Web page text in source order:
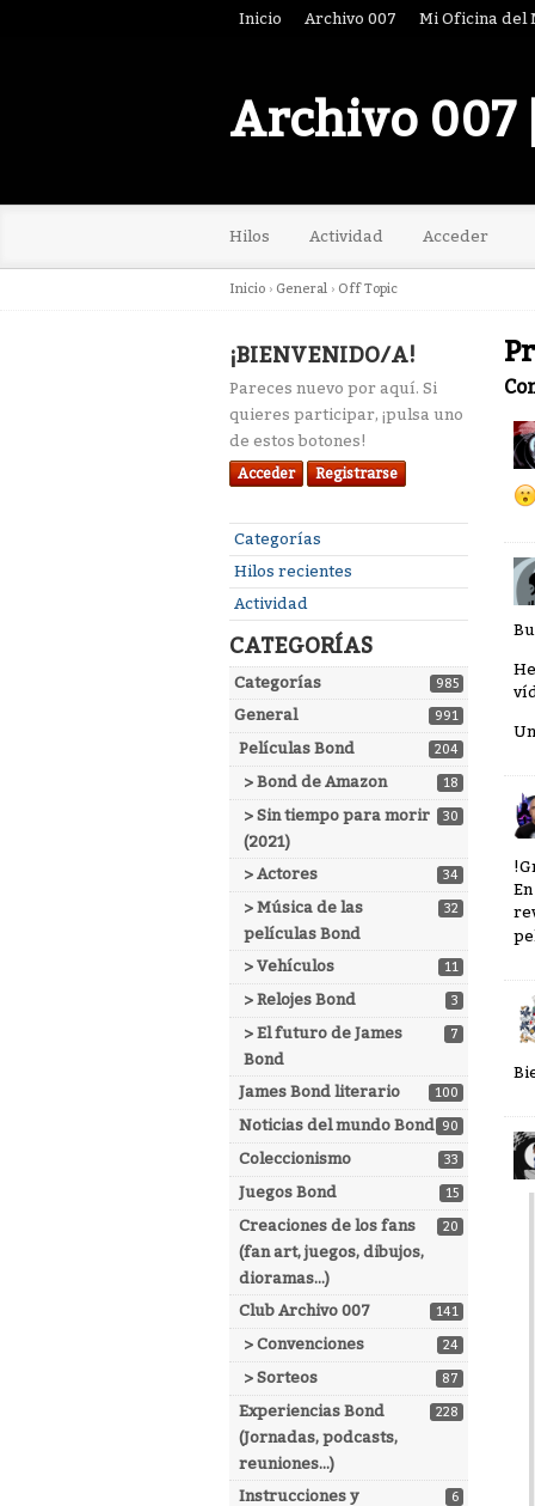
Inicio Archivo 007 Mi Oficina del
Archivo 007
Hilos Actividad Acceder
Inicio › General › Off Topic
¡BIENVENIDO/A!
Pareces nuevo por aquí. Si
quieres participar, ¡pulsa uno
de estos botones!
Acceder Registrarse
Enlaces
rápidos
Categorías
Hilos recientes
Actividad
CATEGORÍAS
985
Categorías
991
General
204
Películas Bond
18
> Bond de Amazon
30
> Sin tiempo para morir
(2021)
34
> Actores
32
> Música de las
películas Bond
11
> Vehículos
3
> Relojes Bond
7
> El futuro de James
Bond
100
James Bond literario
90
Noticias del mundo Bond
33
Coleccionismo
15
Juegos Bond
20
Creaciones de los fans
(fan art, juegos, dibujos,
dioramas...)
141
Club Archivo 007
24
> Convenciones
87
> Sorteos
228
Experiencias Bond
(Jornadas, podcasts,
reuniones...)
6
Instrucciones y